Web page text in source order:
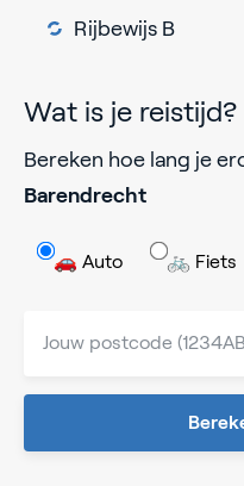
Rijbewijs B
Wat is je reistijd?
Bereken hoe lang je
Barendrecht
🚗 Auto 🚲 Fiets